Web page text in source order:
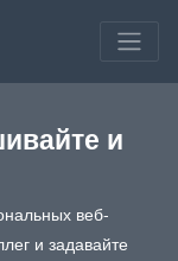
и
веб-
и задавайте